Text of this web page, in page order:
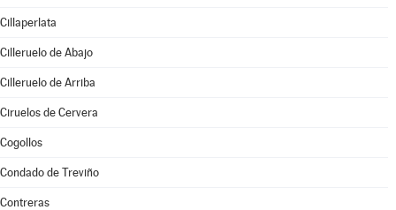
Cillaperlata
Cilleruelo de Abajo
Cilleruelo de Arriba
Ciruelos de Cervera
Cogollos
Condado de Treviño
Contreras